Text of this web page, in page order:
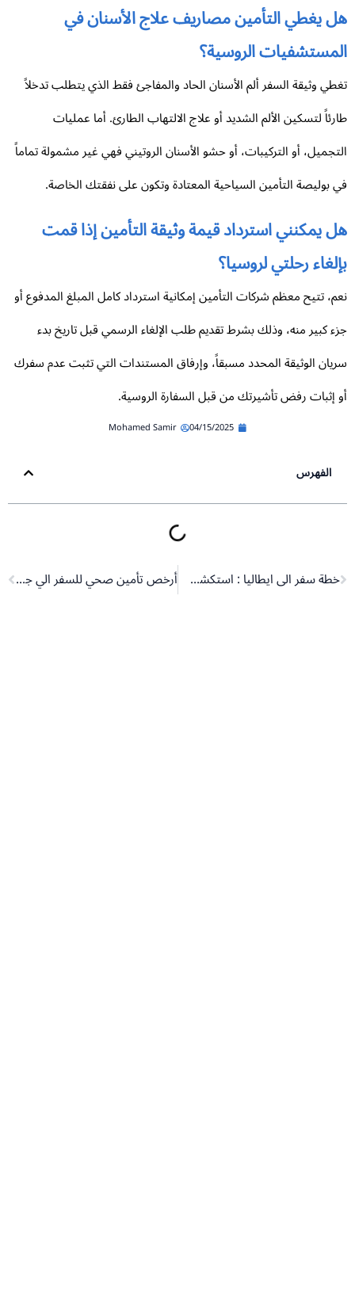
يغطي التأمين مصاريف علاج الأسنان في
الروسية؟
وثيقة السفر ألم الأسنان الحاد والمفاجئ فقط الذي يتطلب تدخلاً
لتسكين الألم الشديد أو علاج الالتهاب الطارئ. أما عمليات
أو التركيبات، أو حشو الأسنان الروتيني فهي غير مشمولة تماماً
بوليصة التأمين السياحية المعتادة وتكون على نفقتك الخاصة.
يمكنني استرداد قيمة وثيقة التأمين إذا قمت
رحلتي لروسيا؟
تتيح معظم شركات التأمين إمكانية استرداد كامل المبلغ المدفوع أو
كبير منه، وذلك بشرط تقديم طلب الإلغاء الرسمي قبل تاريخ بدء
الوثيقة المحدد مسبقاً، وإرفاق المستندات التي تثبت عدم سفرك
إثبات رفض تأشيرتك من قبل السفارة الروسية.
04/15/2025
Mohamed Samir
الفهرس
خطة سفر الى ايطاليا : استكشف الجمال والحضارة أرخص تأمين صحي للسفر الي جورجيا